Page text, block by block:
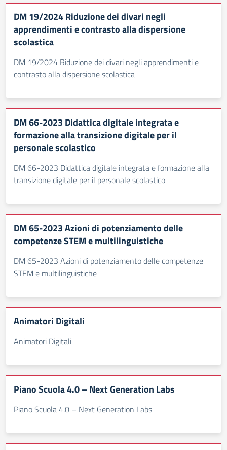
DM 19/2024 Riduzione dei divari negli
apprendimenti e contrasto alla dispersione
scolastica
DM 19/2024 Riduzione dei divari negli apprendimenti e
contrasto alla dispersione scolastica
DM 66-2023 Didattica digitale integrata e
formazione alla transizione digitale per il
personale scolastico
DM 66-2023 Didattica digitale integrata e formazione alla
transizione digitale per il personale scolastico
DM 65-2023 Azioni di potenziamento delle
competenze STEM e multilinguistiche
DM 65-2023 Azioni di potenziamento delle competenze
STEM e multilinguistiche
Animatori Digitali
Animatori Digitali
Piano Scuola 4.0 – Next Generation Labs
Piano Scuola 4.0 – Next Generation Labs